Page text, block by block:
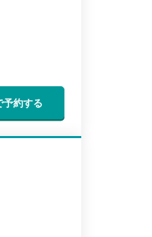
予約する